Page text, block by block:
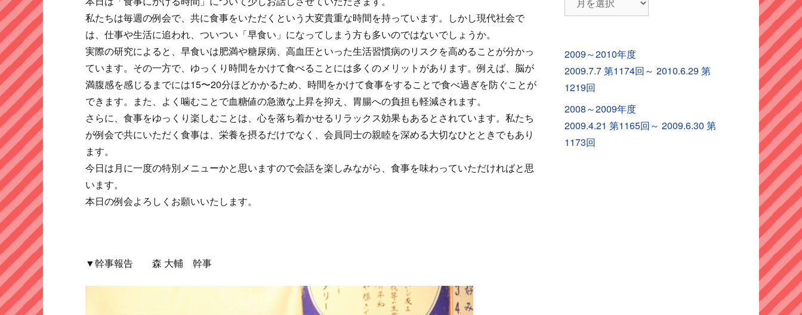
私たちは毎週の例会で、共に食事をいただくという大変貴重な時間を持っています。しかし現代社会で
は、仕事や生活に追われ、ついつい「早食い」になってしまう方も多いのではないでしょうか。
実際の研究によると、早食いは肥満や糖尿病、高血圧といった生活習慣病のリスクを高めることが分かっ
ています。その一方で、ゆっくり時間をかけて食べることには多くのメリットがあります。例えば、脳が
満腹感を感じるまでには15〜20分ほどかかるため、時間をかけて食事をすることで食べ過ぎを防ぐことが
できます。また、よく噛むことで血糖値の急激な上昇を抑え、胃腸への負担も軽減されます。
さらに、食事をゆっくり楽しむことは、心を落ち着かせるリラックス効果もあるとされています。私たち
が例会で共にいただく食事は、栄養を摂るだけでなく、会員同士の親睦を深める大切なひとときでもあり
ます。
今日は月に一度の特別メニューかと思いますので会話を楽しみながら、食事を味わっていただければと思
います。
本日の例会よろしくお願いいたします。
▼幹事報告 森 大輔 幹事
ポ
イ
ブ
2009～2010年度
2009.7.7 第1174回～ 2010.6.29 第
1219回
2008～2009年度
2009.4.21 第1165回～ 2009.6.30 第
1173回